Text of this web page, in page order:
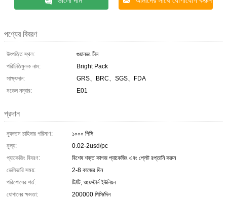
পণ্যের বিবরণ
উৎপত্তি স্থল:
গুয়ানডং চীন
পরিচিতিমুলক নাম:
Bright Pack
সাক্ষ্যদান:
GRS、BRC、SGS、FDA
মডেল নম্বার:
E01
প্রদান
ন্যূনতম চাহিদার পরিমাণ:
১০০০ পিসি
মূল্য:
0.02-2usd/pc
প্যাকেজিং বিবরণ:
বিশেষ শক্ত কাগজ প্যাকেজিং এবং প্লেট রপ্তানি করুন
ডেলিভারি সময়:
2-8 কাজের দিন
পরিশোধের শর্ত:
টি/টি, ওয়েস্টার্ন ইউনিয়ন
যোগানের ক্ষমতা:
200000 পিসি/দিন